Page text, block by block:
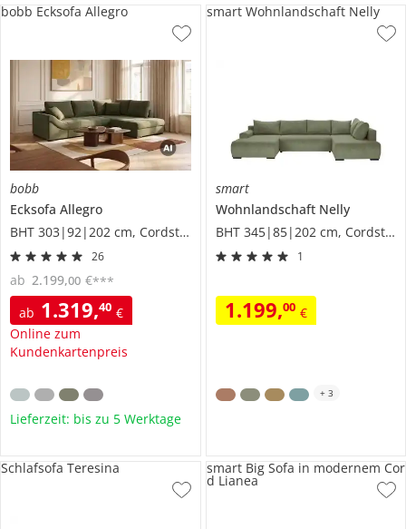
bobb
Ecksofa Allegro
BHT 303|92|202 cm, Cordstoff
26
ab 1.319,40 €
Online zum
Kundenkartenpreis
ab 2.199,00 €***
bobb Ecksofa Allegro
Lieferzeit: bis zu 5 Werktage
smart
Wohnlandschaft Nelly
BHT 345|85|202 cm, Cordstoff
1
1.199,00 €
smart Wohnlandschaft Nelly
+ 3
Schlafsofa Teresina smart Big Sofa in modernem Cor
d Lianea